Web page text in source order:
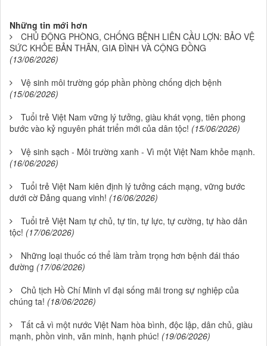
Những tin mới hơn
CHỦ ĐỘNG PHÒNG, CHỐNG BỆNH LIÊN CẦU LỢN: BẢO VỆ
SỨC KHỎE BẢN THÂN, GIA ĐÌNH VÀ CỘNG ĐỒNG
(13/06/2026)
Vệ sinh môi trường góp phần phòng chống dịch bệnh
(15/06/2026)
Tuổi trẻ Việt Nam vững lý tưởng, giàu khát vọng, tiên phong
bước vào kỷ nguyên phát triển mới của dân tộc! (15/06/2026)
Vệ sinh sạch - Môi trường xanh - Vì một Việt Nam khỏe mạnh.
(16/06/2026)
Tuổi trẻ Việt Nam kiên định lý tưởng cách mạng, vững bước
dưới cờ Đảng quang vinh! (16/06/2026)
Tuổi trẻ Việt Nam tự chủ, tự tin, tự lực, tự cường, tự hào dân
tộc! (17/06/2026)
Những loại thuốc có thể làm trầm trọng hơn bệnh đái tháo
đường (17/06/2026)
Chủ tịch Hồ Chí Minh vĩ đại sống mãi trong sự nghiệp của
chúng ta! (18/06/2026)
Tất cả vì một nước Việt Nam hòa bình, độc lập, dân chủ, giàu
mạnh, phồn vinh, văn minh, hạnh phúc! (19/06/2026)